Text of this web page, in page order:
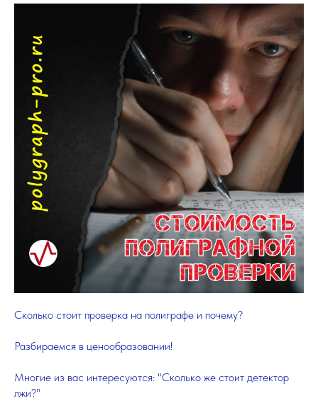
Сколько стоит проверка на полиграфе и почему?
Разбираемся в ценообразовании!
Многие из вас интересуются: "Сколько же стоит детектор
лжи?"